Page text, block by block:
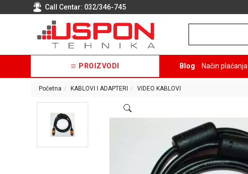
Call Centar: 032/346-745
PROIZVODI Blog Način plaćanja
Početna KABLOVI I ADAPTERI VIDEO KABLOVI